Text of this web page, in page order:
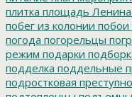
плитка площадь Ленина
побег из колонии побои
погода погорельцы
режим подарки
подделка поддельные
подростковая